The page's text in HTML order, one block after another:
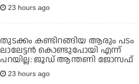
23 hours ago
തുടക്കം കണ്ടിറങ്ങിയ ആരും പടം
ലാലേട്ടൻ കൊണ്ടുപോയി എന്ന്
പറയില്ല: ജൂഡ് ആന്തണി ജോസഫ്
23 hours ago